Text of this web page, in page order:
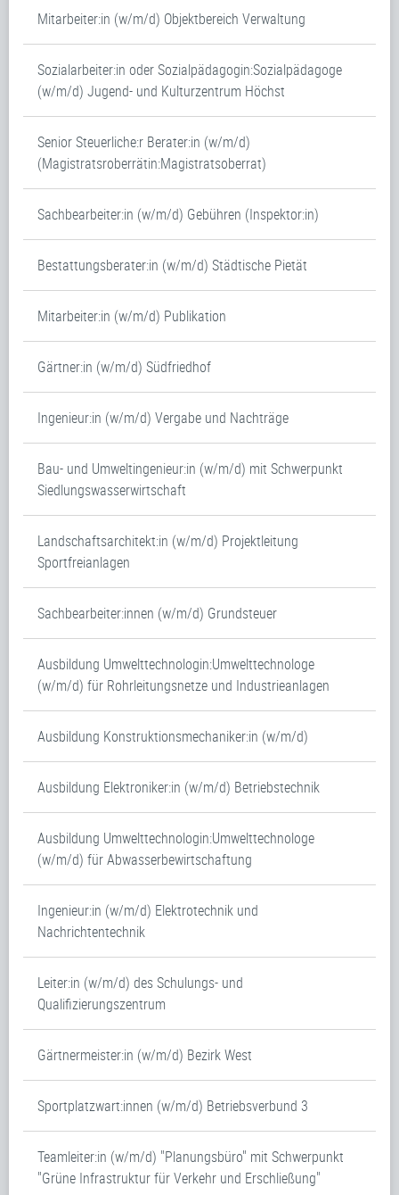
Mitarbeiter:in (w/m/d) Objektbereich Verwaltung
Sozialarbeiter:in oder Sozialpädagogin:Sozialpädagoge
(w/m/d) Jugend- und Kulturzentrum Höchst
Senior Steuerliche:r Berater:in (w/m/d)
(Magistratsroberrätin:Magistratsoberrat)
Sachbearbeiter:in (w/m/d) Gebühren (Inspektor:in)
Bestattungsberater:in (w/m/d) Städtische Pietät
Mitarbeiter:in (w/m/d) Publikation
Gärtner:in (w/m/d) Südfriedhof
Ingenieur:in (w/m/d) Vergabe und Nachträge
Bau- und Umweltingenieur:in (w/m/d) mit Schwerpunkt
Siedlungswasserwirtschaft
Landschaftsarchitekt:in (w/m/d) Projektleitung
Sportfreianlagen
Sachbearbeiter:innen (w/m/d) Grundsteuer
Ausbildung Umwelttechnologin:Umwelttechnologe
(w/m/d) für Rohrleitungsnetze und Industrieanlagen
Ausbildung Konstruktionsmechaniker:in (w/m/d)
Ausbildung Elektroniker:in (w/m/d) Betriebstechnik
Ausbildung Umwelttechnologin:Umwelttechnologe
(w/m/d) für Abwasserbewirtschaftung
Ingenieur:in (w/m/d) Elektrotechnik und
Nachrichtentechnik
Leiter:in (w/m/d) des Schulungs- und
Qualifizierungszentrum
Gärtnermeister:in (w/m/d) Bezirk West
Sportplatzwart:innen (w/m/d) Betriebsverbund 3
Teamleiter:in (w/m/d) "Planungsbüro" mit Schwerpunkt
"Grüne Infrastruktur für Verkehr und Erschließung"